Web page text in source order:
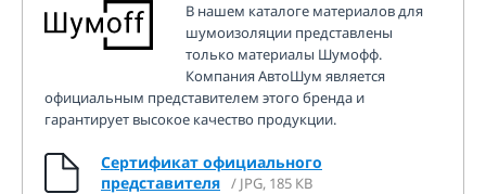
В нашем каталоге материалов для
шумоизоляции представлены
только материалы Шумофф.
Компания АвтоШум является
официальным представителем этого бренда и
гарантирует высокое качество продукции.
Сертификат официального
представителя / JPG, 185 КВ